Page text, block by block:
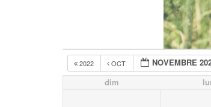
2022 OCT NOVEMBRE
dim